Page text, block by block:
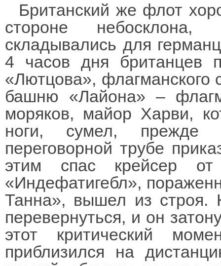
Британский же флот
стороне небосклона,
складывались для
4 часов дня британцев
«Лютцова»,
башню «Лайона» –
моряков, майор Харви,
ноги, сумел, прежде
переговорной трубе
этим спас крейсер
«Индефатигебл»,
Танна», вышел из строя.
перевернуться, и он
этот критический
приблизился на